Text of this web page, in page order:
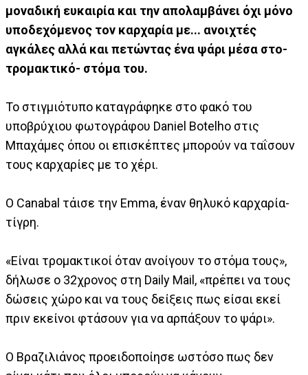
μοναδική ευκαιρία και την απολαμβάνει όχι μόνο
υποδεχόμενος τον καρχαρία με... ανοιχτές
αγκάλες αλλά και πετώντας ένα ψάρι μέσα στο-
τρομακτικό- στόμα του.
Το στιγμιότυπο καταγράφηκε στο φακό του
υποβρύχιου φωτογράφου Daniel Botelho στις
Μπαχάμες όπου οι επισκέπτες μπορούν να ταΐσουν
τους καρχαρίες με το χέρι.
Ο Canabal τάισε την Emma, έναν θηλυκό καρχαρία-
τίγρη.
«Είναι τρομακτικοί όταν ανοίγουν το στόμα τους»,
δήλωσε ο 32χρονος στη Daily Mail, «πρέπει να τους
δώσεις χώρο και να τους δείξεις πως είσαι εκεί
πριν εκείνοι φτάσουν για να αρπάξουν το ψάρι».
Ο Βραζιλιάνος προειδοποίησε ωστόσο πως δεν